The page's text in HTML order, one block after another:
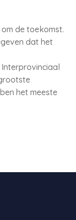
de toekomst.
dat het
het meeste